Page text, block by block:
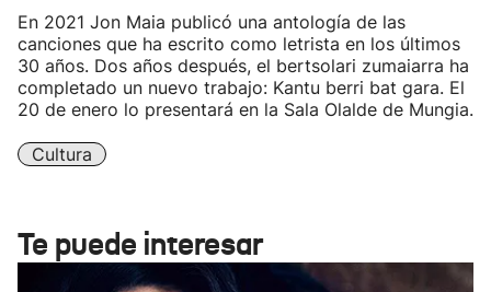
En 2021 Jon Maia publicó una antología de las
canciones que ha escrito como letrista en los últimos
30 años. Dos años después, el bertsolari zumaiarra ha
completado un nuevo trabajo: Kantu berri bat gara. El
20 de enero lo presentará en la Sala Olalde de Mungia.
Cultura
Te puede interesar